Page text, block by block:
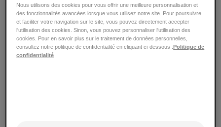
Chez l’adulte, un parfum peut être utilisé
occasionnellement, maisil est préférable de
l’appliquer plutôt sur les vêtements que directement
sur la peau.
Nous utilisons des cookies pour vous offrir une meilleure personnalisation et
des fonctionnalités avancées lorsque vous utilisez notre site. Pour poursuivre
et faciliter votre navigation sur le site, vous pouvez directement accepter
l'utilisation des cookies. Sinon, vous pouvez personnaliser l'utilisation des
cookies. Pour en savoir plus sur le traitement de données personnelles,
consultez notre politique de confidentialité en cliquant ci-dessous :Politique de
confidentialité